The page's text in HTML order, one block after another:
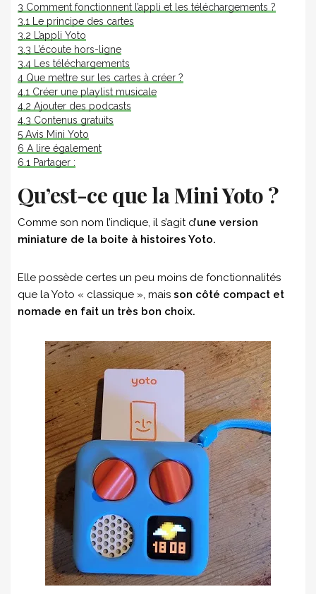
3 Comment fonctionnent l’appli et les téléchargements ?
3.1
Le principe des cartes
3.2
L’appli Yoto
3.3
L’écoute hors-ligne
3.4
Les téléchargements
4 Que mettre sur les cartes à créer ?
4.1 Créer une playlist musicale
4.2 Ajouter des podcasts
4.3 Contenus gratuits
5 Avis Mini Yoto
6 A lire également
6.1 Partager :
Qu’est-ce que la Mini Yoto ?
Comme son nom l’indique, il s’agit d’une version
miniature de la boite à histoires Yoto.
Elle possède certes un peu moins de fonctionnalités
que la Yoto « classique », mais son côté compact et
nomade en fait un très bon choix.